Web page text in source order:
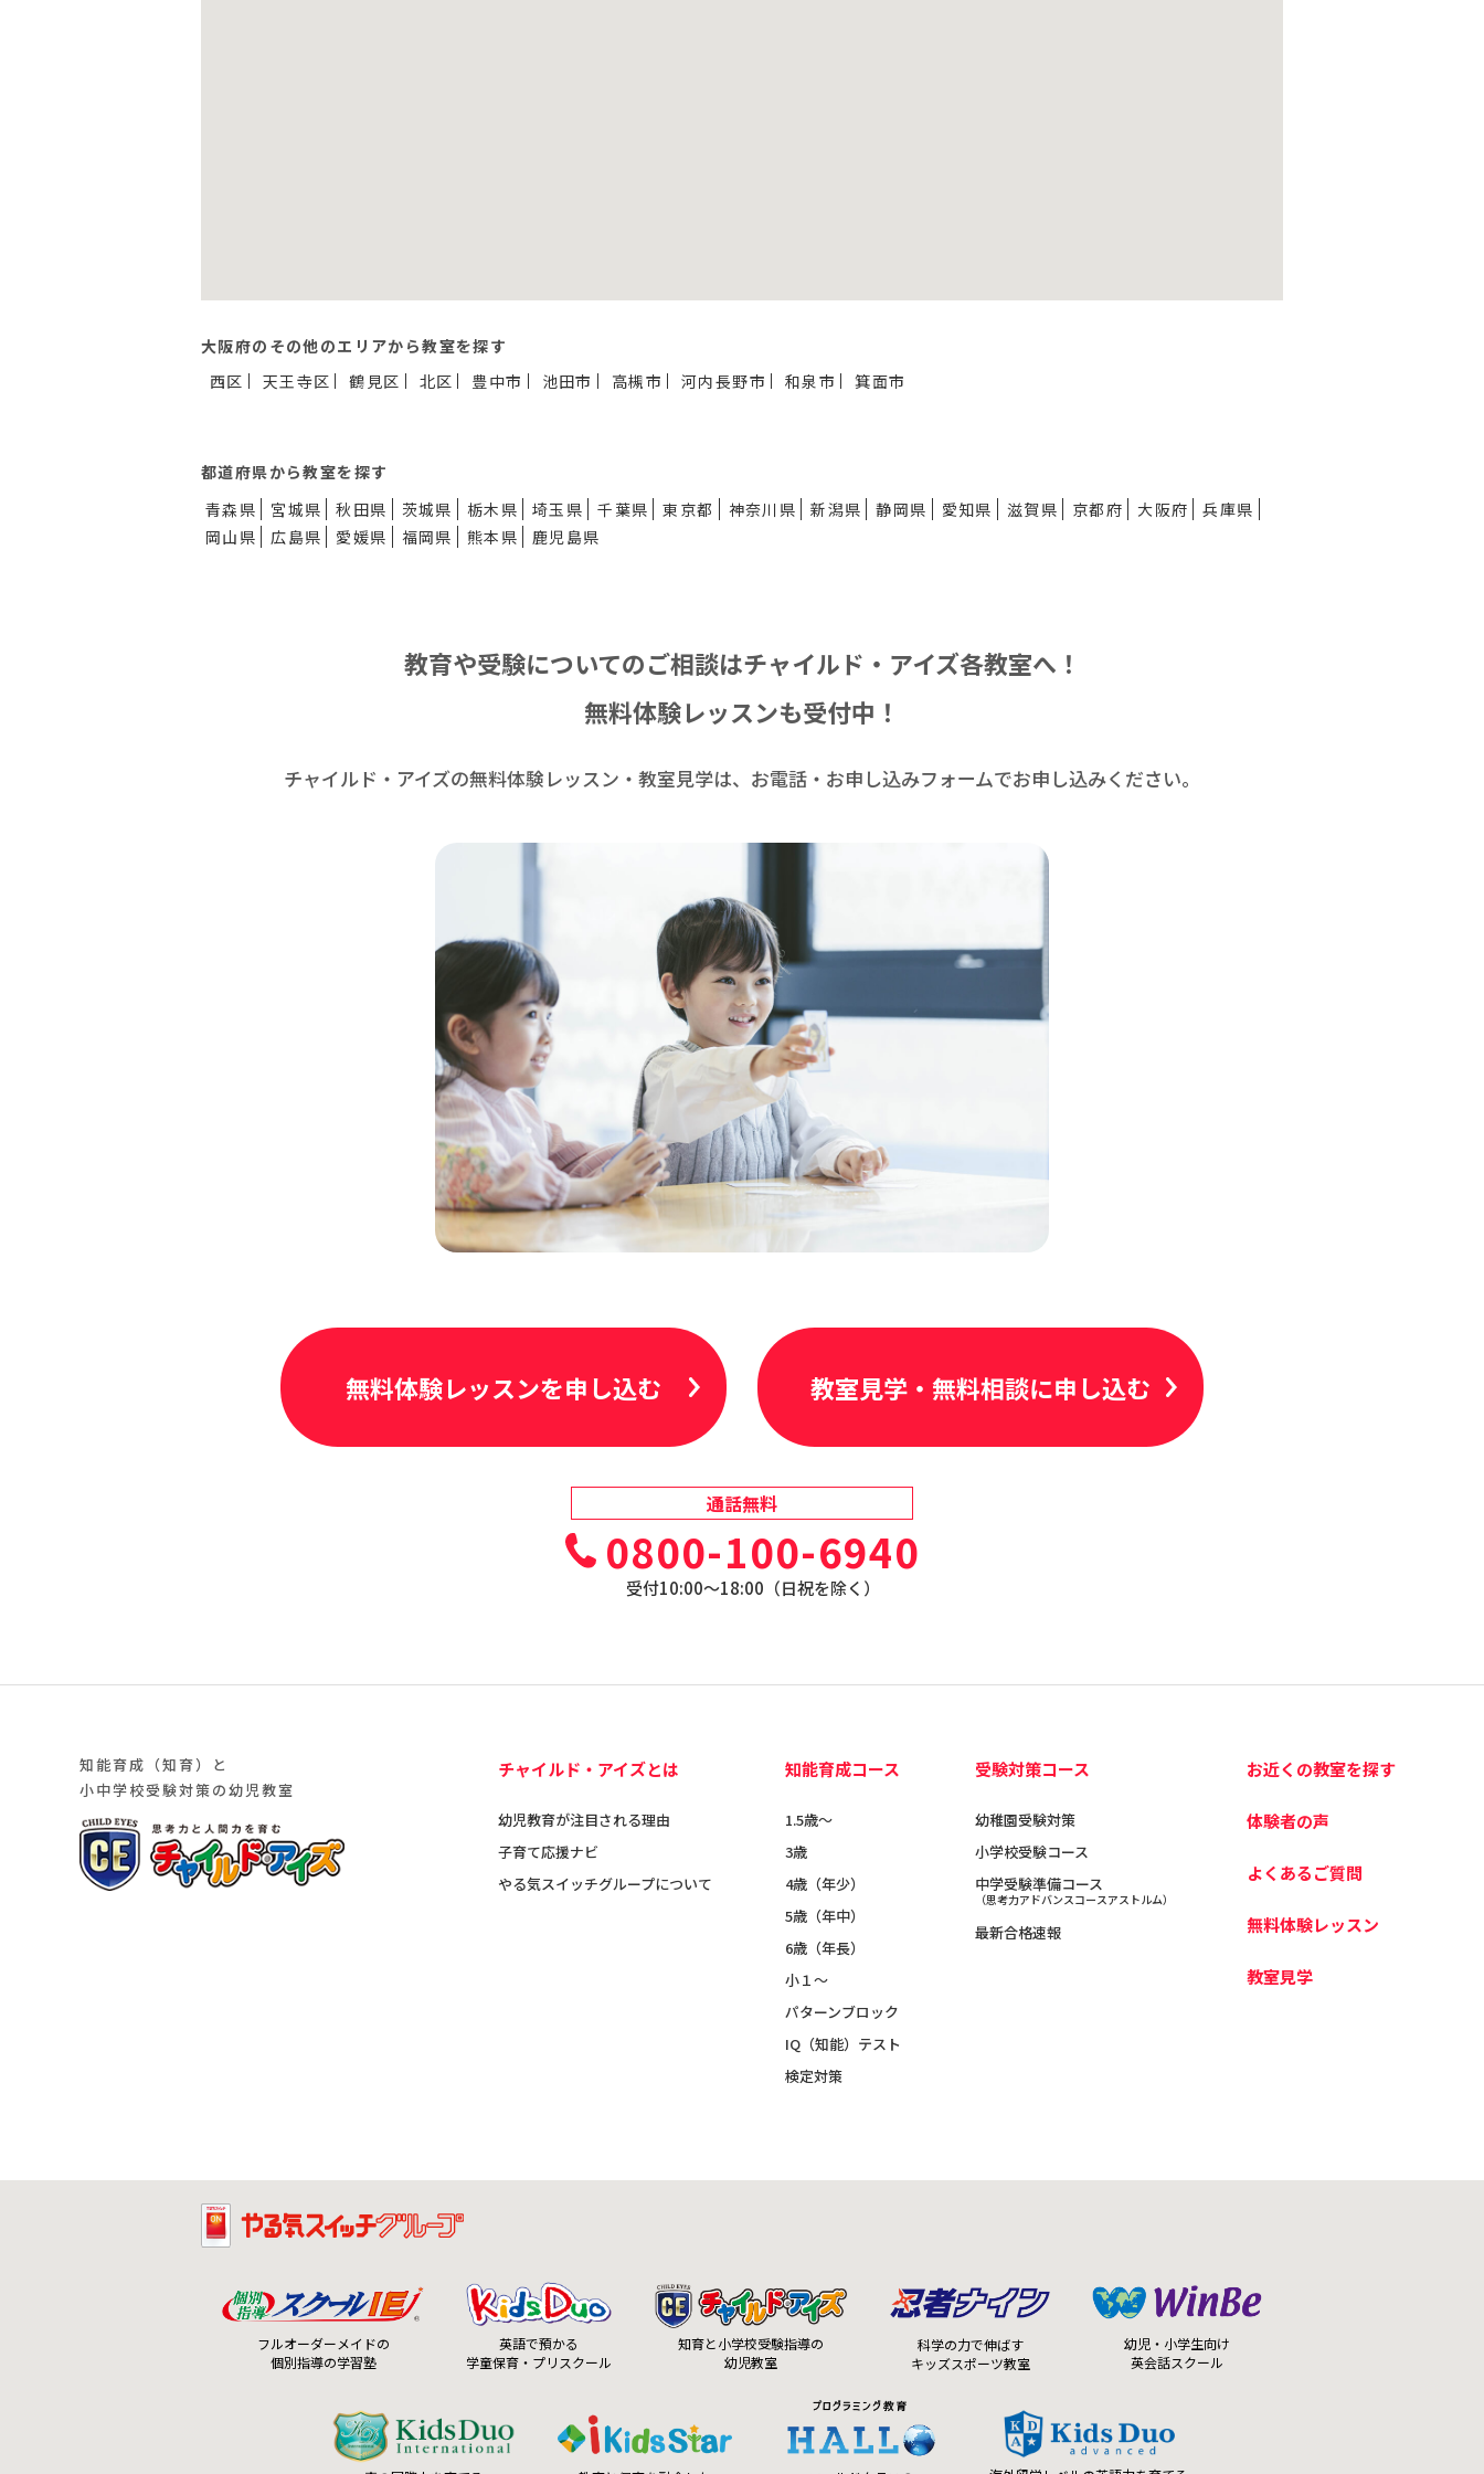
大阪府のその他のエリアから教室を探す
西区
天王寺区 鶴見区 北区 豊中市 池田市 高槻市 河内長野市 和泉市 箕面市
都道府県から教室を探す
青森県
宮城県 秋田県 茨城県 栃木県 埼玉県 千葉県 東京都 神奈川県 新潟県 静岡県 愛知県 滋賀県 京都府 大阪府
兵庫県
岡山県
広島県 愛媛県 福岡県 熊本県 鹿児島県
教育や受験についてのご相談はチャイルド・アイズ各教室へ！
無料体験レッスンも受付中！
チャイルド・アイズの無料体験レッスン・ 教室見学は、お電話・お申し込みフォームでお申し込みください。
無料体験レッスンを申し込む 教室見学・無料相談に申し込む
通話無料
0800-100-6940
受付10:00〜18:00（日祝を除く）
知能育成（知育）と
小中学校受験対策の幼児教室
チャイルド・アイズとは
幼児教育が注目される理由
子育て応援ナビ
やる気スイッチグループについて
知能育成コース
1.5歳〜
3歳
4歳（年少）
5歳（年中）
6歳（年長）
小１～
パターンブロック
IQ（知能）テスト
検定対策
受験対策コース
幼稚園受験対策
小学校受験コース
中学受験準備コース
（思考力アドバンスコースアストルム）
最新合格速報
お近くの教室を探す
体験者の声
よくあるご質問
無料体験レッスン
教室見学
フルオーダーメイドの
個別指導の学習塾
英語で預かる
学童保育・プリスクール
知育と小学校受験指導の
幼児教室
科学の力で伸ばす
キッズスポーツ教室
幼児・小学生向け
英会話スクール